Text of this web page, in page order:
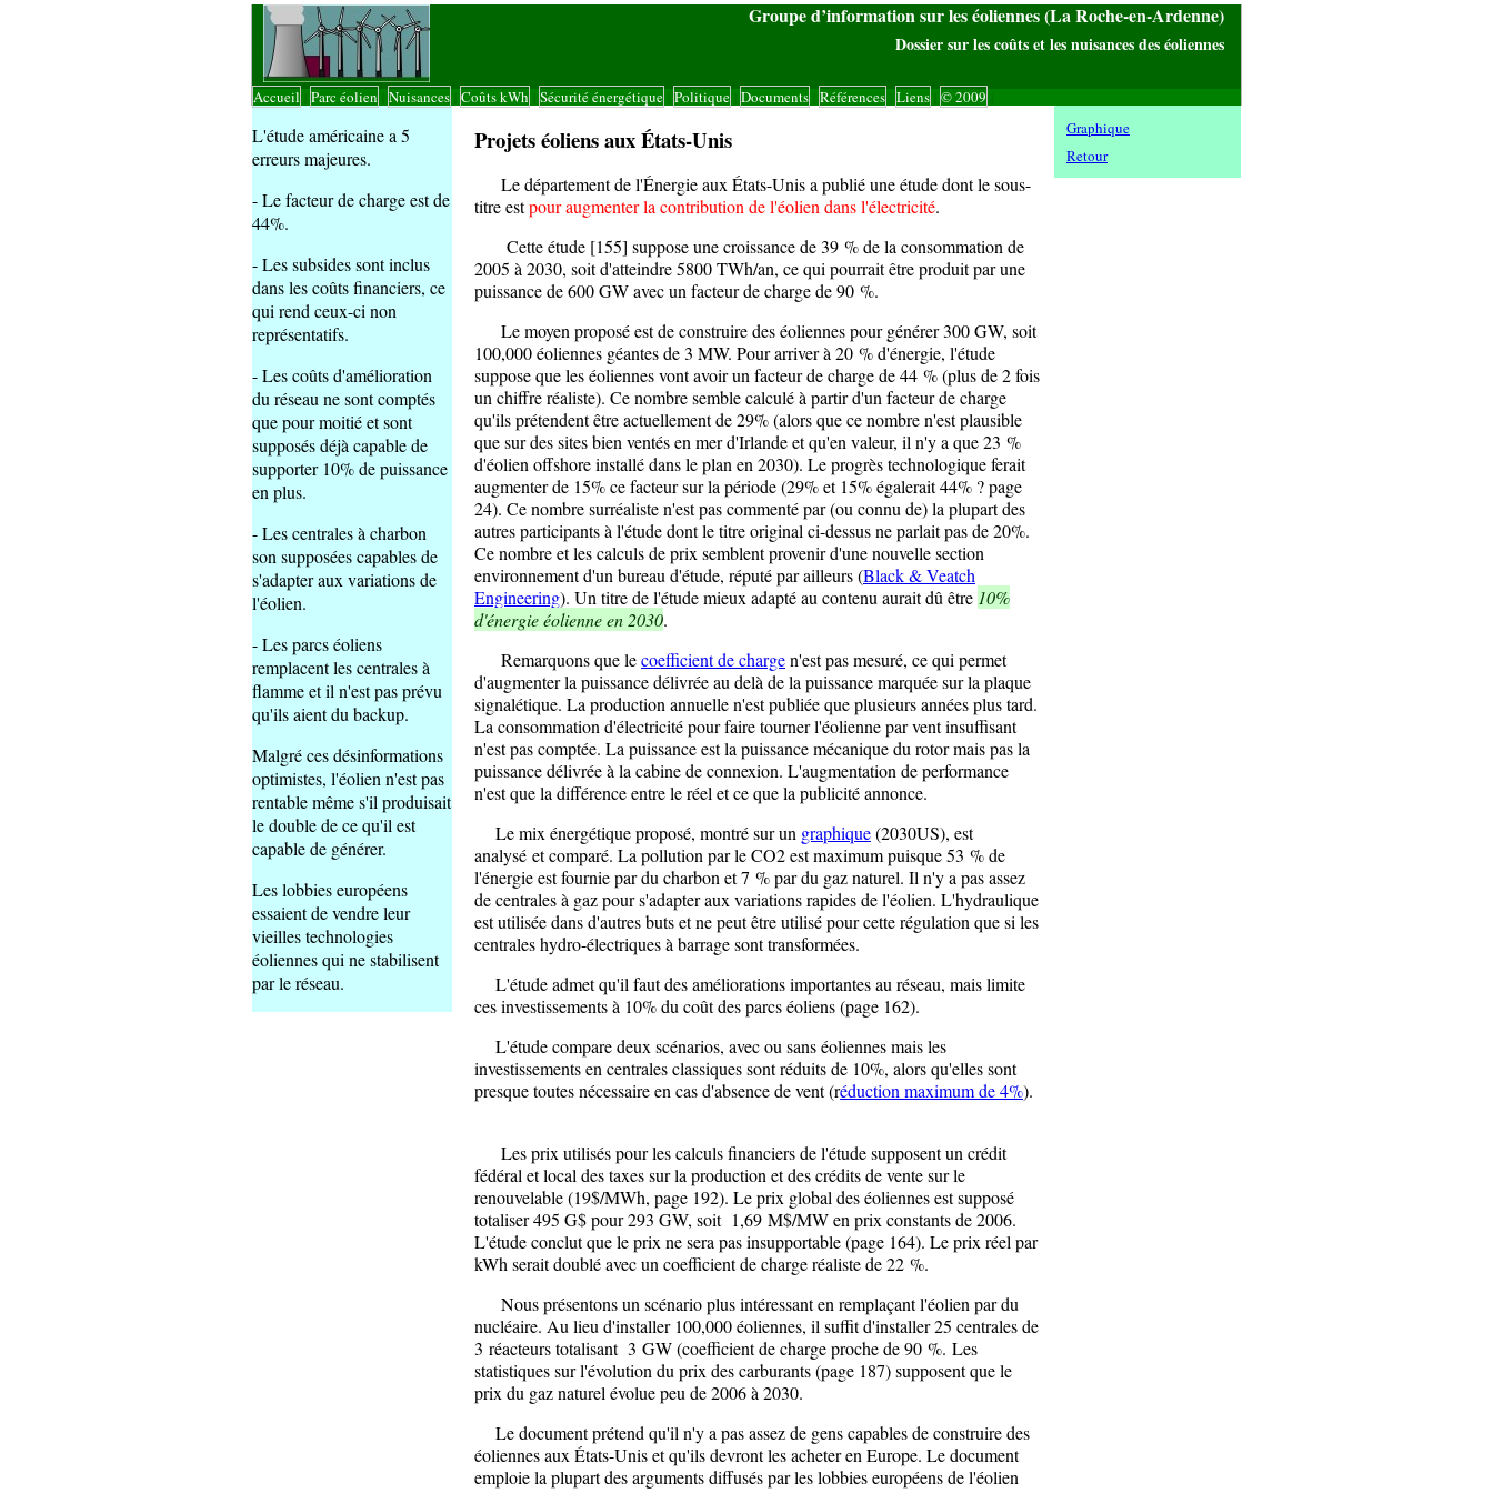
Groupe d’information sur les éoliennes (La Roche-en-Ardenne)
Dossier sur les coûts et les nuisances des éoliennes
Accueil Parc éolien Nuisances Coûts kWh Sécurité énergétique Politique Documents Références Liens © 2009
L'étude américaine a 5
erreurs majeures.
- Le facteur de charge est de
44%.
- Les subsides sont inclus
dans les coûts financiers, ce
qui rend ceux-ci non
représentatifs.
- Les coûts d'amélioration
du réseau ne sont comptés
que pour moitié et sont
supposés déjà capable de
supporter 10% de puissance
en plus.
- Les centrales à charbon
son supposées capables de
s'adapter aux variations de
l'éolien.
- Les parcs éoliens
remplacent les centrales à
flamme et il n'est pas prévu
qu'ils aient du backup.
Malgré ces désinformations
optimistes, l'éolien n'est pas
rentable même s'il produisait
le double de ce qu'il est
capable de générer.
Les lobbies européens
essaient de vendre leur
vieilles technologies
éoliennes qui ne stabilisent
par le réseau.
Projets éoliens aux États-Unis
Le département de l'Énergie aux États-Unis a publié une étude dont le sous-
titre estpour augmenter la contribution de l'éolien dans l'électricité.
Cette étude [155] suppose une croissance de 39 % de la consommation de
2005 à 2030, soit d'atteindre 5800 TWh/an, ce qui pourrait être produit par une
puissance de 600 GW avec un facteur de charge de 90 %.
Le moyen proposé est de construire des éoliennes pour générer 300 GW, soit
100,000 éoliennes géantes de 3 MW. Pour arriver à 20 % d'énergie, l'étude
suppose que les éoliennes vont avoir un facteur de charge de 44 % (plus de 2 fois
un chiffre réaliste). Ce nombre semble calculé à partir d'un facteur de charge
qu'ils prétendent être actuellement de 29% (alors que ce nombre n'est plausible
que sur des sites bien ventés en mer d'Irlande et qu'en valeur, il n'y a que 23 %
d'éolien offshore installé dans le plan en 2030). Leprogrès technologiqueferait
augmenter de 15% ce facteur sur la période (29% et 15% égalerait 44% ? page
24). Ce nombre surréaliste n'est pas commenté par (ou connu de) la plupart des
autres participants à l'étude dont le titre original ci-dessus ne parlait pas de 20%.
Ce nombre et les calculs de prix semblent provenir d'une nouvelle section
environnement d'un bureau d'étude, réputé par ailleurs (Black & Veatch
Engineering). Un titre de l'étude mieux adapté au contenu aurait dû être 10%
d'énergie éolienne en 2030.
Remarquons que lecoefficient de chargen'est pas mesuré, ce qui permet
d'augmenter la puissance délivrée au delà de la puissance marquée sur la plaque
signalétique. La production annuelle n'est publiée que plusieurs années plus tard.
La consommation d'électricité pour faire tourner l'éolienne par vent insuffisant
n'est pas comptée. La puissance est la puissance mécanique du rotor mais pas la
puissance délivrée à la cabine de connexion. L'augmentation de performance
n'est que la différence entre le réel et ce que la publicité annonce.
Le mix énergétique proposé, montré sur un graphique(2030US), est
analysé et comparé. La pollution par le CO2 est maximum puisque 53 % de
l'énergie est fournie par du charbon et 7 % par du gaz naturel. Il n'y a pas assez
de centrales à gaz pour s'adapter aux variations rapides de l'éolien. L'hydraulique
est utilisée dans d'autres buts et ne peut être utilisé pour cette régulation que si les
centrales hydro-électriques à barrage sont transformées.
L'étude admet qu'il faut des améliorations importantes au réseau, mais limite
ces investissements à 10% du coût des parcs éoliens (page 162).
L'étude compare deux scénarios, avec ou sans éoliennes mais les
investissements en centrales classiques sont réduits de 10%, alors qu'elles sont
presque toutes nécessaire en cas d'absence de vent (réduction maximum de 4%).
Les prix utilisés pour les calculs financiers de l'étude supposent un crédit
fédéral et local des taxes sur la production et des crédits de vente sur le
renouvelable (19$/MWh, page 192). Le prix global des éoliennes est supposé
totaliser 495 G$ pour 293 GW, soit 1,69 M$/MW en prix constants de 2006.
L'étude conclut que le prix ne sera pas insupportable (page 164). Le prix réel par
kWh serait doublé avec un coefficient de charge réaliste de 22 %.
Nous présentons un scénario plus intéressant en remplaçant l'éolien par du
nucléaire. Au lieu d'installer 100,000 éoliennes, il suffit d'installer 25 centrales de
3 réacteurs totalisant 3 GW (coefficient de charge proche de 90 %. Les
statistiques sur l'évolution du prix des carburants (page 187) supposent que le
prix du gaz naturel évolue peu de 2006 à 2030.
Le document prétend qu'il n'y a pas assez de gens capables de construire des
éoliennes aux États-Unis et qu'ils devront les acheter en Europe. Le document
emploie la plupart des arguments diffusés par les lobbies européens de l'éolien
Graphique
Retour